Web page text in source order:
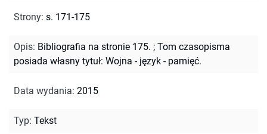
Strony: s. 171-175
Opis: Bibliografia na stronie 175. ; Tom czasopisma
posiada własny tytuł: Wojna - język - pamięć.
Data wydania: 2015
Typ: Tekst